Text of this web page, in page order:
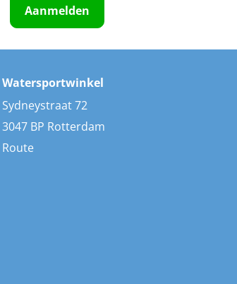
Aanmelden
Watersportwinkel
Sydneystraat 72
3047 BP Rotterdam
Route